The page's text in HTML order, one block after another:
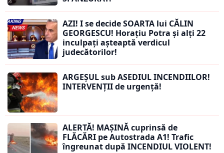
AZI! I se decide SOARTA lui CĂLIN
GEORGESCU! Horațiu Potra și alți 22
inculpați așteaptă verdicul
judecătorilor!
ARGEȘUL sub ASEDIUL INCENDIILOR!
INTERVENȚII de urgență!
ALERTĂ! MAȘINĂ cuprinsă de
FLĂCĂRI pe Autostrada A1! Trafic
îngreunat după INCENDIUL VIOLENT!